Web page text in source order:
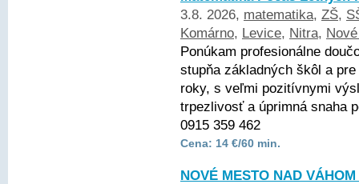
3.8. 2026, matematika, ZŠ,
Komárno, Levice, Nitra,
Ponúkam profesionálne
stupňa základných škôl a
roky, s veľmi pozitívnymi
trpezlivosť a úprimná snaha
0915 359 462
Cena: 14 €/60 min.
NOVÉ MESTO NAD